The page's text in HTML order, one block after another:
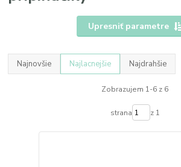
Upresniť parametre
Najnovšie Najlacnejšie Najdrahšie
Zobrazujem 1-6 z 6
strana z 1